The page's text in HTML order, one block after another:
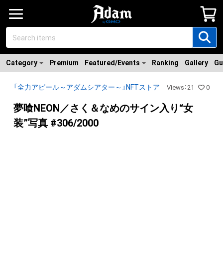
Category Premium Featured/Events Ranking Gallery
「全力アピール～アダムシアター～」NFTストア Views ：21 0
夢喰NEON／さく＆なめのサイン入り“女
装”写真 #306/2000